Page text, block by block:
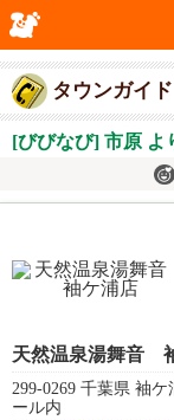
タウンガイド
[びびなび] 市原 よ
天然温泉湯舞音
299-0269 千葉県 袖
ール内